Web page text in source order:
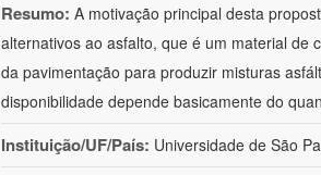
Resumo: A motivação principal desta
alternativos ao asfalto, que é um material de
da pavimentação para produzir misturas
disponibilidade depende basicamente do
Instituição/UF/País: Universidade de São